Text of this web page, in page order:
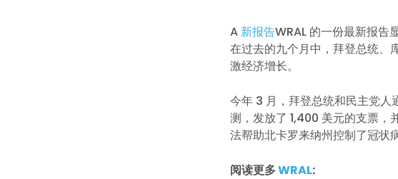
A新报告WRAL 的一份最新报告
在过去的九个月中，拜登总统、
激经济增长。
今年 3 月，拜登总统和民主党
测，发放了 1,400 美元的支票，
法帮助北卡罗来纳州控制了冠状
阅读更多WRAL: